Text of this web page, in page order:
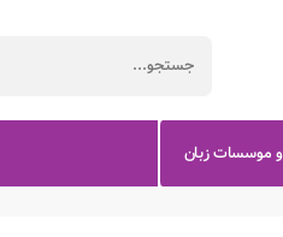
موسسات زبان